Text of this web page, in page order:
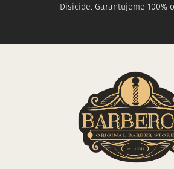
Disicide. Garantujeme 100%